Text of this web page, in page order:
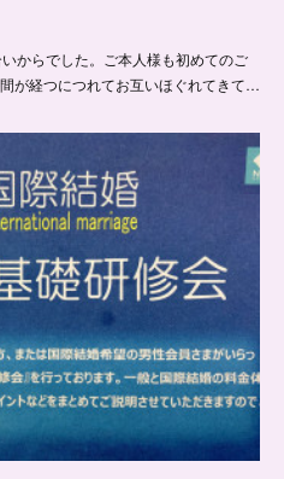
からでした。ご本人様も初めてのご
が経つにつれてお互いほぐれてきて…